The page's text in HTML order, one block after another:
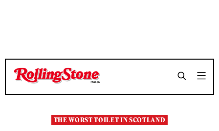
TEMPO DI LETTURA 4 MINUTI SHARE
TEMPO DI LETTURA 4 MINUTI SHARE
THE WORST TOILET IN SCOTLAND